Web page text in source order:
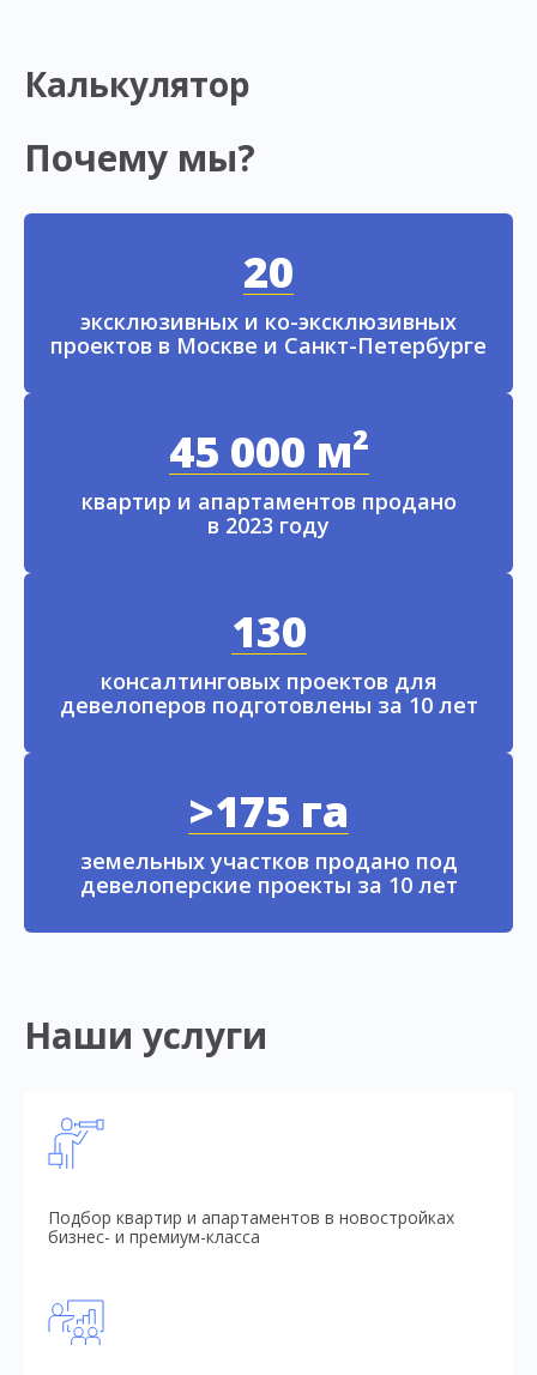
Калькулятор
Почему мы?
20
эксклюзивных и ко-эксклюзивных
проектов в Москве и Санкт-Петербурге
45 000 м²
квартир и апартаментов продано
в 2023 году
130
консалтинговых проектов для
девелоперов подготовлены за 10 лет
>175 га
земельных участков продано под
девелоперские проекты за 10 лет
Наши услуги
Подбор квартир и апартаментов в новостройках
бизнес- и премиум-класса